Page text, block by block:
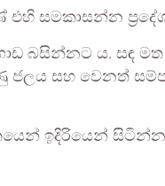
සමකාසන්න
බසින්නට ය. සඳ
සහ වෙනත්
ඉදිරියෙන්